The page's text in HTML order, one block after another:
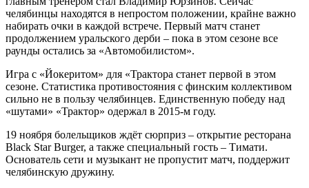
челябинцы находятся в непростом положении, крайне важно
набирать очки в каждой встрече. Первый матч станет
продолжением уральского дерби – пока в этом сезоне все
раунды остались за «Автомобилистом».
Игра с «Йокеритом» для «Трактора станет первой в этом
сезоне. Статистика противостояния с финским коллективом
сильно не в пользу челябинцев. Единственную победу над
«шутами» «Трактор» одержал в 2015-м году.
19 ноября болельщиков ждёт сюрприз – открытие ресторана
Black Star Burger, а также специальный гость – Тимати.
Основатель сети и музыкант не пропустит матч, поддержит
челябинскую дружину.